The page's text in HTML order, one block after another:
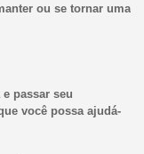
ou se tornar uma
passar seu
você possa ajudá-